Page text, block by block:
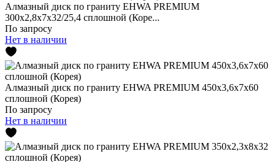
Алмазный диск по граниту EHWA PREMIUM
300x2,8x7x32/25,4 сплошной (Коре...
По запросу
Нет в наличии
Алмазный диск по граниту EHWA PREMIUM 450x3,6x7x60
сплошной (Корея)
По запросу
Нет в наличии